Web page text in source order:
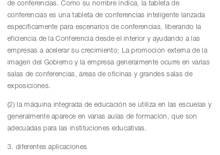
de conferencias. Como su nombre indica, la tableta de
conferencias es una tableta de conferencias inteligente lanzada
específicamente para escenarios de conferencias, liberando la
eficiencia de la Conferencia desde el interior y ayudando a las
empresas a acelerar su crecimiento; La promoción externa de la
imagen del Gobierno y la empresa generalmente ocurre en varias
salas de conferencias, áreas de oficinas y grandes salas de
exposiciones.
(2) la máquina integrada de educación se utiliza en las escuelas y
generalmente aparece en varias aulas de formación, que son
adecuadas para las instituciones educativas.
3. diferentes aplicaciones